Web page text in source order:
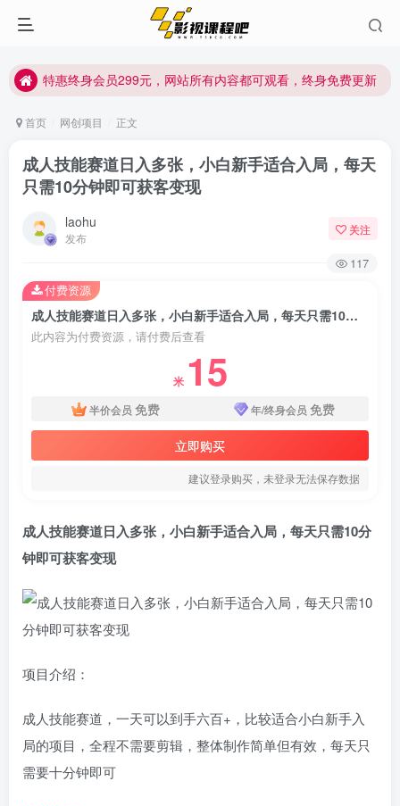
特惠终身会员299元，网站所有内容都可观看，终身免费更新
特惠终身会员299元，网站所有内容都可观看，终身免费更新
首页 网创项目 正文
成人技能赛道日入多张，小白新手适合入局，每天
只需10分钟即可获客变现
laohu
发布
关注
117
成人技能赛道日入多张，小白新手适合入局，每天只需10分钟即可获客变现
此内容为付费资源，请付费后查看
米 15
半价会员 免费 年/终身会员 免费
立即购买
建议登录购买，未登录无法保存数据
付费资源
成人技能赛道日入多张，小白新手适合入局，每天只需10分
钟即可获客变现
项目介绍：
成人技能赛道，一天可以到手六百+，比较适合小白新手入
局的项目，全程不需要剪辑，整体制作简单但有效，每天只
需要十分钟即可